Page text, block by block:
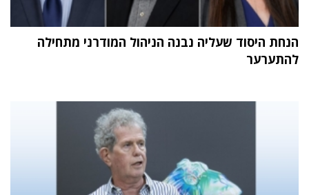
הנחת היסוד שעליה נבנה הניהול המודרני מתחילה
להתערער